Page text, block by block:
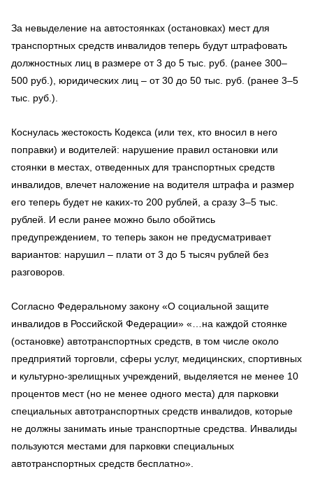
За невыделение на автостоянках (остановках) мест для
транспортных средств инвалидов теперь будут штрафовать
должностных лиц в размере от 3 до 5 тыс. руб. (ранее 300–
500 руб.), юридических лиц – от 30 до 50 тыс. руб. (ранее 3–5
тыс. руб.).
Коснулась жестокость Кодекса (или тех, кто вносил в него
поправки) и водителей: нарушение правил остановки или
стоянки в местах, отведенных для транспортных средств
инвалидов, влечет наложение на водителя штрафа и размер
его теперь будет не каких-то 200 рублей, а сразу 3–5 тыс.
рублей. И если ранее можно было обойтись
предупреждением, то теперь закон не предусматривает
вариантов: нарушил – плати от 3 до 5 тысяч рублей без
разговоров.
Согласно Федеральному закону «О социальной защите
инвалидов в Российской Федерации» «…на каждой стоянке
(остановке) автотранспортных средств, в том числе около
предприятий торговли, сферы услуг, медицинских, спортивных
и культурно-зрелищных учреждений, выделяется не менее 10
процентов мест (но не менее одного места) для парковки
специальных автотранспортных средств инвалидов, которые
не должны занимать иные транспортные средства. Инвалиды
пользуются местами для парковки специальных
автотранспортных средств бесплатно».